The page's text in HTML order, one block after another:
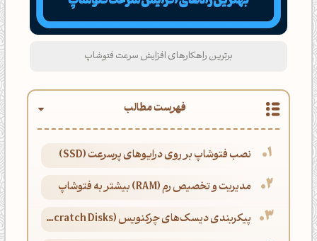
برترین راهکارهای افزایش سرعت فتوشاپ
فهرست مطالب
نصب فتوشاپ بر روی درایوهای پرسرعت (SSD)
مدیریت و تخصیص رم (RAM) بیشتر به فتوشاپ
پیکربندی دیسک‌های چرکنویس (Scratch Disks)